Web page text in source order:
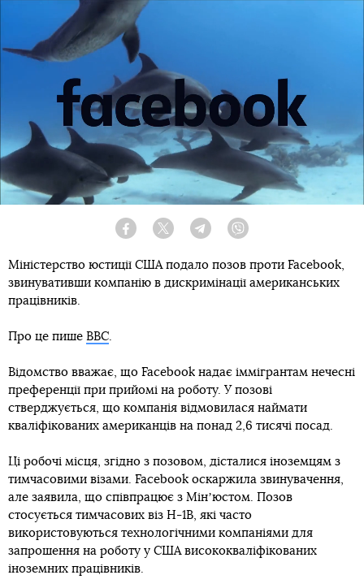
Facebook Twitter Telegram
Міністерство юстиції США подало позов проти Facebook,
звинувативши компанію в дискримінації американських
працівників.
Про це пише BBC.
Відомство вважає, що Facebook надає іммігрантам нечесні
преференції при прийомі на роботу. У позові
стверджується, що компанія відмовилася наймати
кваліфікованих американців на понад 2,6 тисячі посад.
Ці робочі місця, згідно з позовом, дісталися іноземцям з
тимчасовими візами. Facebook оскаржила звинувачення,
але заявила, що співпрацює з Мінʼюстом. Позов
стосується тимчасових віз H-1B, які часто
використовуються технологічними компаніями для
запрошення на роботу у США висококваліфікованих
іноземних працівників.